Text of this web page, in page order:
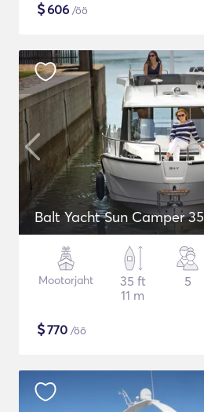
$606 /öö
Balt Yacht Sun Camper 35
Mootorjaht
35 ft
11 m
5
$770 /öö